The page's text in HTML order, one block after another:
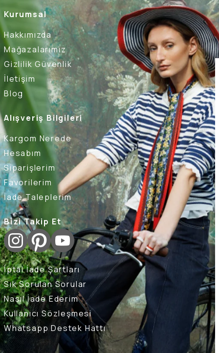
Kurumsal
Hakkımızda
Mağazalarımız
Gizlilik Güvenlik
İletişim
Blog
Alışveriş Bilgileri
Kargom Nerede
Hesabım
Siparişlerim
Favorilerim
İade Taleplerim
Bizi Takip Et
İptal İade Şartları
Sık Sorulan Sorular
Nasıl İade Ederim
Kullanıcı Sözleşmesi
Whatsapp Destek Hattı